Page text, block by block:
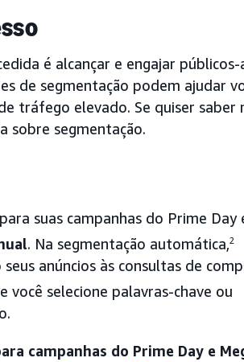
é alcançar e engajar públicos-
de segmentação podem ajudar
tráfego elevado. Se quiser saber
sobre segmentação.
suas campanhas do Prime Day
. Na segmentação automática,2
anúncios às consultas de
você selecione palavras-chave ou
campanhas do Prime Day e